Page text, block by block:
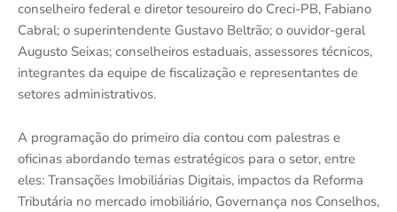
conselheiro federal e diretor tesoureiro do Creci-PB, Fabiano
Cabral; o superintendente Gustavo Beltrão; o ouvidor-geral
Augusto Seixas; conselheiros estaduais, assessores técnicos,
integrantes da equipe de fiscalização e representantes de
setores administrativos.
A programação do primeiro dia contou com palestras e
oficinas abordando temas estratégicos para o setor, entre
eles: Transações Imobiliárias Digitais, impactos da Reforma
Tributária no mercado imobiliário, Governança nos Conselhos,